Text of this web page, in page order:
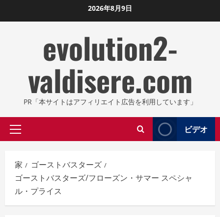
ン
2026年8月9日
evolution2-
valdisere.com
PR「本サイトはアフィリエイト広告を利用しています」
プ
イ
マ
リ
メ
ニ
ビデオ
家
ゴーストバスターズ
ゴーストバスターズ/フローズン・サマー スペシャ
ル・プライス